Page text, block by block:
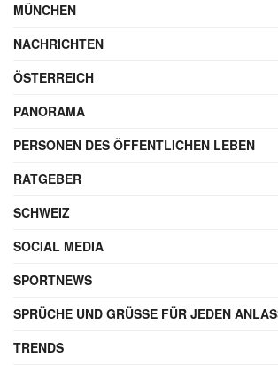
MÜNCHEN
NACHRICHTEN
ÖSTERREICH
PANORAMA
PERSONEN DES ÖFFENTLICHEN LEBEN
RATGEBER
SCHWEIZ
SOCIAL MEDIA
SPORTNEWS
SPRÜCHE UND GRÜSSE FÜR JEDEN ANLASS
TRENDS